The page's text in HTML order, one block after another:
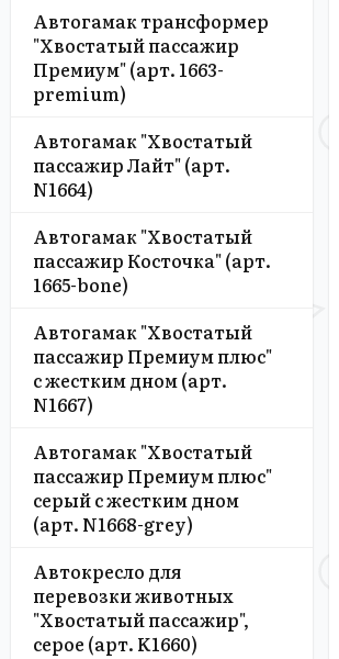
Автогамак трансформер
"Хвостатый пассажир
Премиум" (арт. 1663-
premium)
Автогамак "Хвостатый
пассажир Лайт" (арт.
N1664)
Автогамак "Хвостатый
пассажир Косточка" (арт.
1665-bone)
Автогамак "Хвостатый
пассажир Премиум плюс"
с жестким дном (арт.
N1667)
Автогамак "Хвостатый
пассажир Премиум плюс"
серый с жестким дном
(арт. N1668-grey)
Автокресло для
перевозки животных
"Хвостатый пассажир",
серое (арт. K1660)